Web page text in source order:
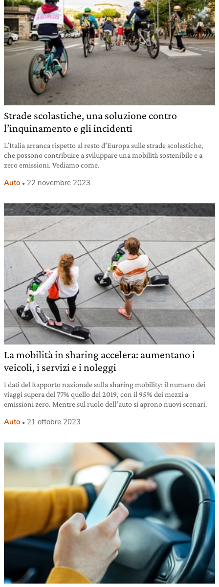
Strade scolastiche, una soluzione contro
l’inquinamento e gli incidenti
L’Italia arranca rispetto al resto d’Europa sulle strade scolastiche,
che possono contribuire a sviluppare una mobilità sostenibile e a
zero emissioni. Vediamo come.
Auto 22 novembre 2023
La mobilità in sharing accelera: aumentano i
veicoli, i servizi e i noleggi
I dati del Rapporto nazionale sulla sharing mobility: il numero dei
viaggi supera del 77% quello del 2019, con il 95% dei mezzi a
emissioni zero. Mentre sul ruolo dell’auto si aprono nuovi scenari.
Auto 21 ottobre 2023